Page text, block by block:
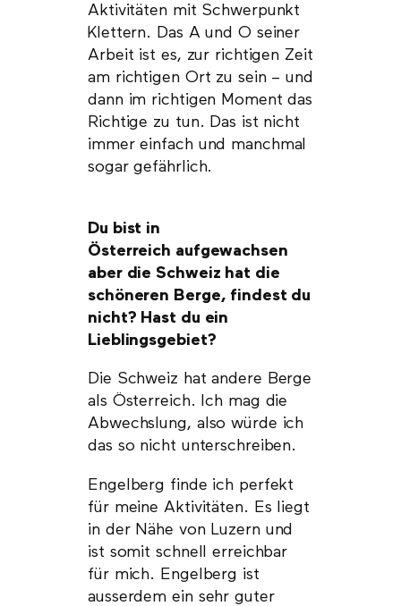
Aktivitäten mit Schwerpunkt
Klettern. Das A und O seiner
Arbeit ist es, zur richtigen Zeit
am richtigen Ort zu sein – und
dann im richtigen Moment das
Richtige zu tun. Das ist nicht
immer einfach und manchmal
sogar gefährlich.
Du bist in
Österreich aufgewachsen
aber die Schweiz hat die
schöneren Berge, findest du
nicht? Hast du ein
Lieblingsgebiet?
Die Schweiz hat andere Berge
als Österreich. Ich mag die
Abwechslung, also würde ich
das so nicht unterschreiben.
Engelberg finde ich perfekt
für meine Aktivitäten. Es liegt
in der Nähe von Luzern und
ist somit schnell erreichbar
für mich. Engelberg ist
ausserdem ein sehr guter